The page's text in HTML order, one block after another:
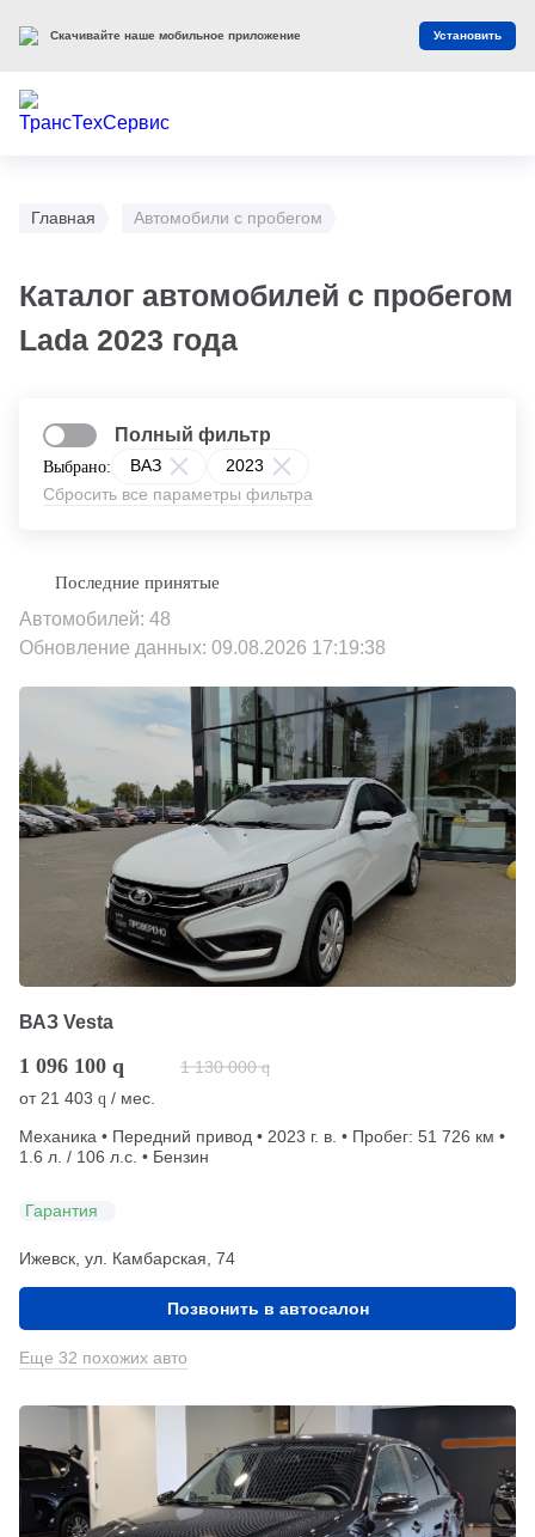
Главная Автомобили с пробегом
Каталог автомобилей с пробегом
Lada 2023 года
Выбрано: ВАЗ
2023
Сбросить все параметры фильтра
Полный фильтр
Автомобилей: 48
Обновление данных: 09.08.2026 17:19:38
ВАЗ Vesta
1 096 100 q 1 130 000 q
от 21 403 q / мес.
Механика • Передний привод • 2023 г. в. • Пробег: 51 726 км •
1.6 л. / 106 л.с. • Бензин
Гарантия
Ижевск, ул. Камбарская, 74
Позвонить в автосалон
Еще 32 похожих авто
Скачивайте наше мобильное приложение Установить